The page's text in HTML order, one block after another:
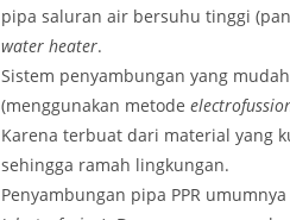
pipa saluran air bersuhu tinggi
water heater.
Sistem penyambungan yang
(menggunakan metode
Karena terbuat dari material yang
sehingga ramah lingkungan.
Penyambungan pipa PPR